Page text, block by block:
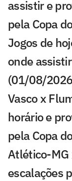
assistir e
pela Copa
Jogos de
onde
(01/08/
Vasco x
horário e
pela Copa
Atlético-MG
escalações